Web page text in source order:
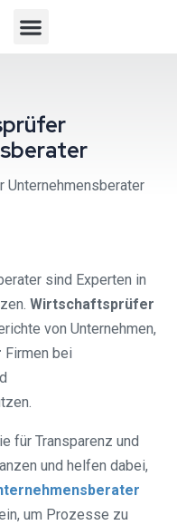
Unternehmensberater
sind Experten in
Wirtschaftsprüfer
von Unternehmen,
Firmen bei
für Transparenz und
und helfen dabei,
um Prozesse zu